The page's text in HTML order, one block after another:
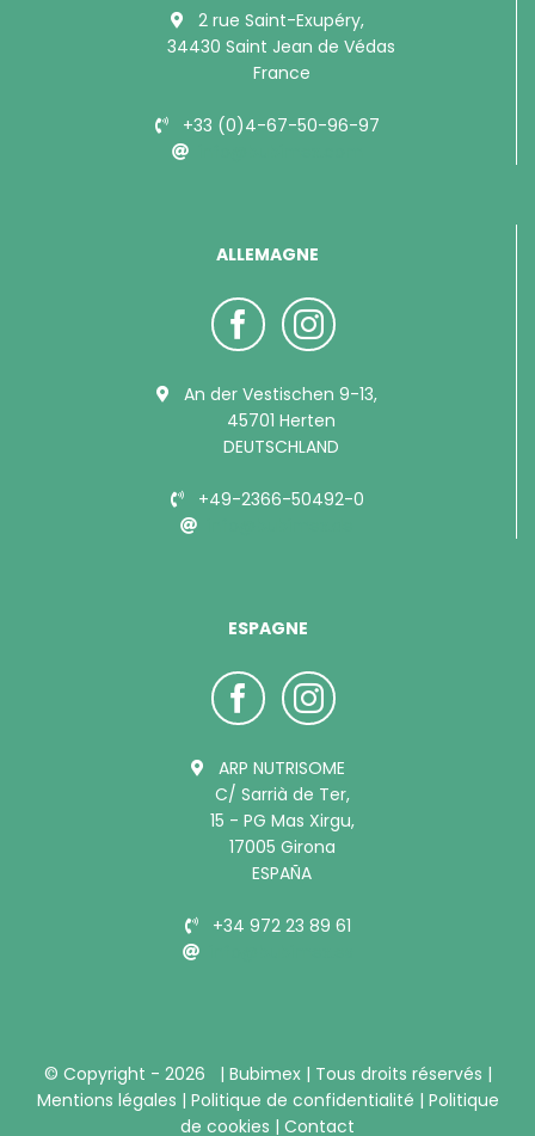
2 rue Saint-Exupéry,
34430 Saint Jean de Védas
France
+33 (0)4-67-50-96-97
ALLEMAGNE
An der Vestischen 9-13,
45701 Herten
DEUTSCHLAND
+49-2366-50492-0
ESPAGNE
ARP NUTRISOME
C/ Sarrià de Ter,
15 - PG Mas Xirgu,
17005 Girona
ESPAÑA
+34 972 23 89 61
© Copyright - 2026 | Bubimex | Tous droits réservés |
Mentions légales | Politique de confidentialité | Politique
de cookies | Contact